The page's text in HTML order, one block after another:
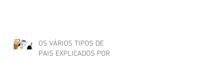
OS VÁRIOS TIPOS DE
PAIS EXPLICADOS POR